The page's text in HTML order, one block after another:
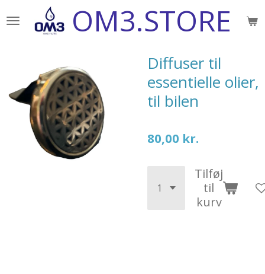
til
OM3.STORE
Diffuser til
essentielle olier,
til bilen
80,00 kr.
Tilføj
til
kurv